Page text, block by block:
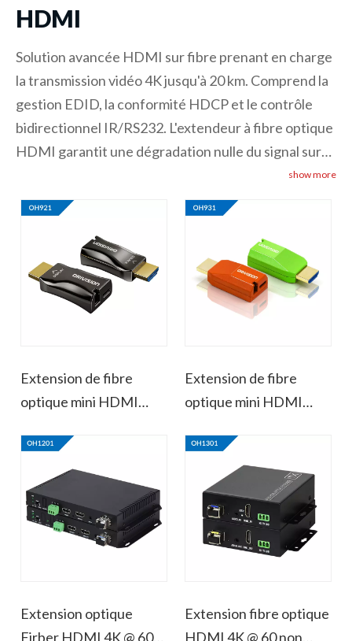
HDMI
Solution avancée HDMI sur fibre prenant en charge
la transmission vidéo 4K jusqu'à 20 km. Comprend la
gestion EDID, la conformité HDCP et le contrôle
bidirectionnel IR/RS232. L'extendeur à fibre optique
HDMI garantit une dégradation nulle du signal sur
de longues distances, ce qui le rend idéal pour
l'affichage numérique, les centres de contrôle et les
nécessitant une distribution HDMI longue distance
fiable.
show more
Extension de fibre
optique mini HDMI
Extension de fibre
optique mini HDMI
Extension optique
Firber HDMI 4K @ 60
Extension fibre optique
HDMI 4K @ 60 non